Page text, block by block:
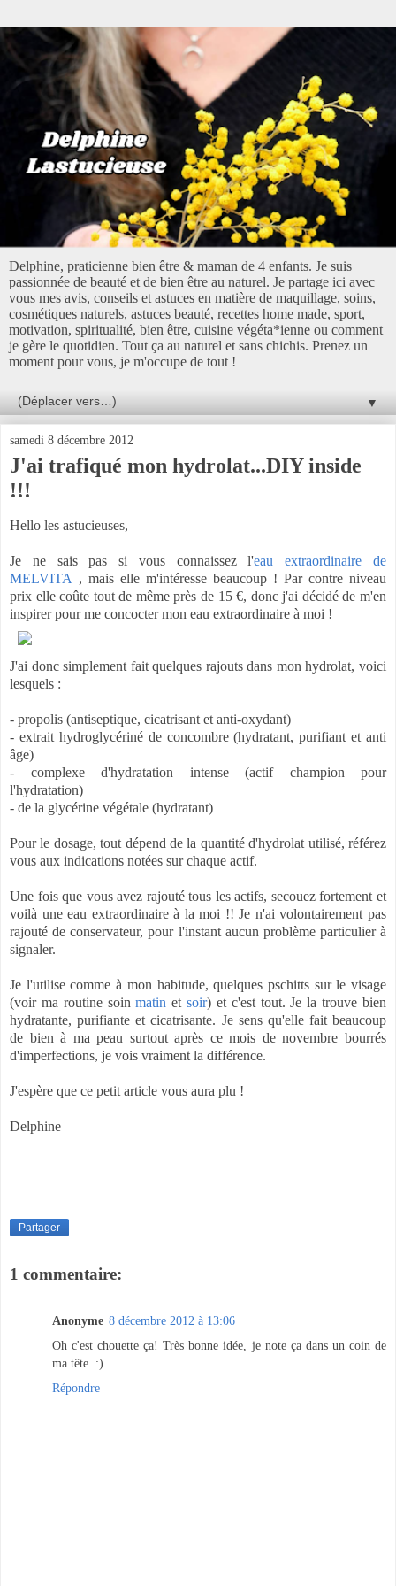
Delphine, praticienne bien être & maman de 4 enfants. Je suis
passionnée de beauté et de bien être au naturel. Je partage ici avec
vous mes avis, conseils et astuces en matière de maquillage, soins,
cosmétiques naturels, astuces beauté, recettes home made, sport,
motivation, spiritualité, bien être, cuisine végéta*ienne ou comment
je gère le quotidien. Tout ça au naturel et sans chichis. Prenez un
moment pour vous, je m'occupe de tout !
▼
samedi 8 décembre 2012
J'ai trafiqué mon hydrolat...DIY inside
!!!
Hello les astucieuses,
Je ne sais pas si vous connaissez l'eau extraordinaire de
MELVITA , mais elle m'intéresse beaucoup ! Par contre niveau
prix elle coûte tout de même près de 15 €, donc j'ai décidé de m'en
inspirer pour me concocter mon eau extraordinaire à moi !
J'ai donc simplement fait quelques rajouts dans mon hydrolat, voici
lesquels :
- propolis (antiseptique, cicatrisant et anti-oxydant)
- extrait hydroglycériné de concombre (hydratant, purifiant et anti
âge)
- complexe d'hydratation intense (actif champion pour
l'hydratation)
- de la glycérine végétale (hydratant)
Pour le dosage, tout dépend de la quantité d'hydrolat utilisé, référez
vous aux indications notées sur chaque actif.
Une fois que vous avez rajouté tous les actifs, secouez fortement et
voilà une eau extraordinaire à la moi !! Je n'ai volontairement pas
rajouté de conservateur, pour l'instant aucun problème particulier à
signaler.
Je l'utilise comme à mon habitude, quelques pschitts sur le visage
(voir ma routine soinmatinetsoir) et c'est tout. Je la trouve bien
hydratante, purifiante et cicatrisante. Je sens qu'elle fait beaucoup
de bien à ma peau surtout après ce mois de novembre bourrés
d'imperfections, je vois vraiment la différence.
J'espère que ce petit article vous aura plu !
Delphine
Partager
1 commentaire:
Anonyme 8 décembre 2012 à 13:06
Oh c'est chouette ça! Très bonne idée, je note ça dans un coin de
ma tête. :)
Répondre